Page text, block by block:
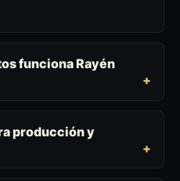
funciona Rayén
producción y